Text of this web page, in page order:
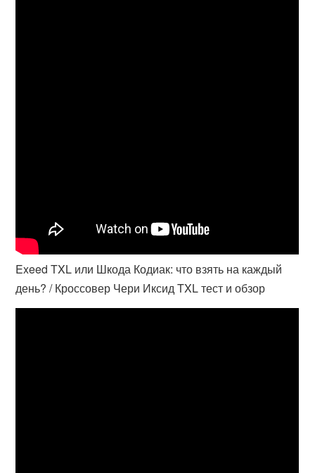
Exeed TXL или Шкода Кодиак: что взять на каждый
день? / Кроссовер Чери Иксид TXL тест и обзор